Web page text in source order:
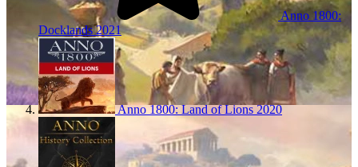
Anno 1800:
Docklands2021
Anno 1800: Land of Lions2020